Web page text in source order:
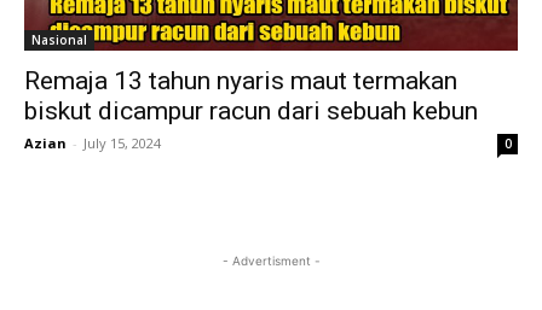
Nasional
Remaja 13 tahun nyaris maut termakan
biskut dicampur racun dari sebuah kebun
Azian - July 15, 2024 0
- Advertisment -